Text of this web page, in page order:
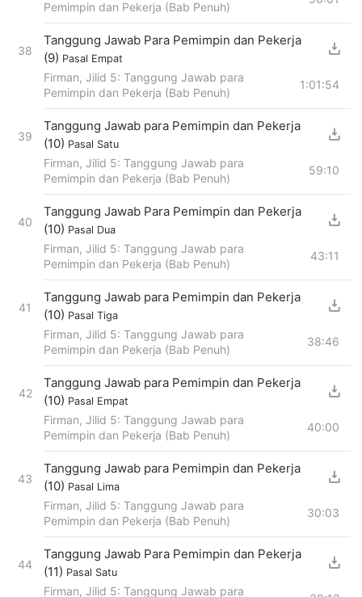
Pemimpin dan Pekerja (Bab Penuh)
38
Tanggung Jawab Para Pemimpin dan Pekerja
(9) Pasal Empat
Firman, Jilid 5: Tanggung Jawab para
Pemimpin dan Pekerja (Bab Penuh)
1:01:54
39
Tanggung Jawab para Pemimpin dan Pekerja
(10) Pasal Satu
Firman, Jilid 5: Tanggung Jawab para
Pemimpin dan Pekerja (Bab Penuh)
59:10
40
Tanggung Jawab Para Pemimpin dan Pekerja
(10) Pasal Dua
Firman, Jilid 5: Tanggung Jawab para
Pemimpin dan Pekerja (Bab Penuh)
43:11
41
Tanggung Jawab para Pemimpin dan Pekerja
(10) Pasal Tiga
Firman, Jilid 5: Tanggung Jawab para
Pemimpin dan Pekerja (Bab Penuh)
38:46
42
Tanggung Jawab para Pemimpin dan Pekerja
(10) Pasal Empat
Firman, Jilid 5: Tanggung Jawab para
Pemimpin dan Pekerja (Bab Penuh)
40:00
43
Tanggung Jawab para Pemimpin dan Pekerja
(10) Pasal Lima
Firman, Jilid 5: Tanggung Jawab para
Pemimpin dan Pekerja (Bab Penuh)
30:03
44
Tanggung Jawab Para Pemimpin dan Pekerja
(11) Pasal Satu
Firman, Jilid 5: Tanggung Jawab para